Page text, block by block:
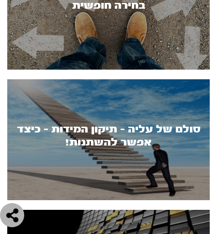
בחירה חופשית
סולם של עליה - תיקון המידות - כיצד
אפשר להשתנות!